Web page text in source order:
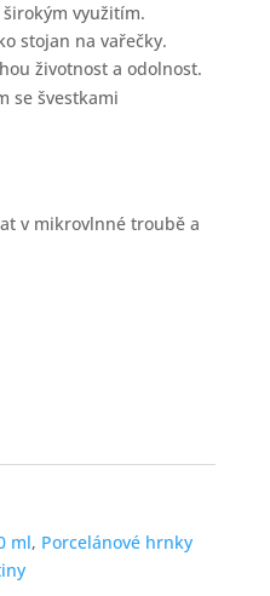
využitím.
stojan na vařečky.
životnost a odolnost.
se švestkami
v mikrovlnné troubě a
ml, Porcelánové hrnky